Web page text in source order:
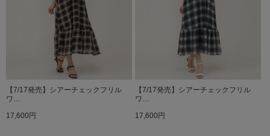
【7/17発売】シアーチェックフリル
ワ…
17,600円
【7/17発売】シアーチェックフリル
ワ…
17,600円